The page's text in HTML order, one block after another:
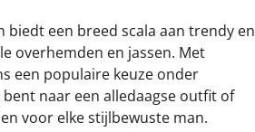
biedt een breed scala aan trendy en
overhemden en jassen. Met
een populaire keuze onder
naar een alledaagse outfit of
voor elke stijlbewuste man.